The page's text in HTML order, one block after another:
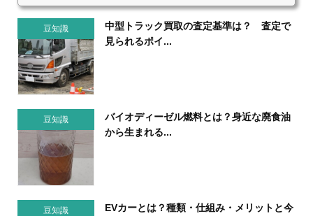
豆知識
中型トラック買取の査定基準は？ 査定で
見られるポイ...
豆知識
バイオディーゼル燃料とは？身近な廃食油
から生まれる...
豆知識
EVカーとは？種類・仕組み・メリットと今